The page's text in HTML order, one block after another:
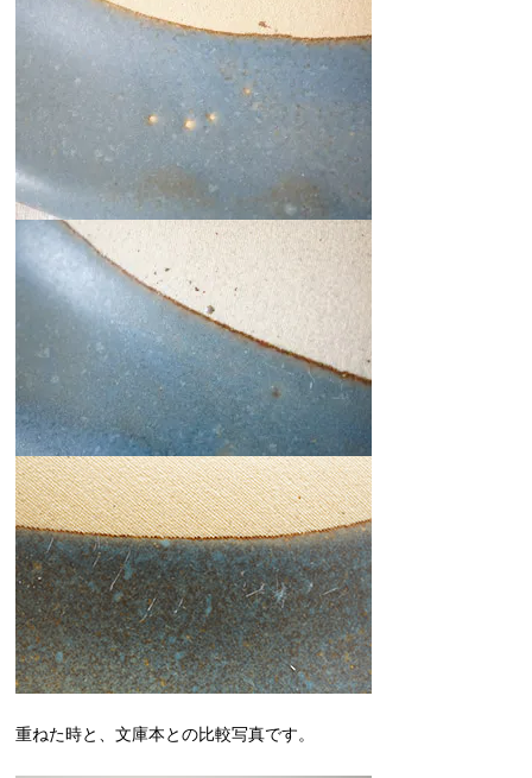
重ねた時と、文庫本との比較写真です。